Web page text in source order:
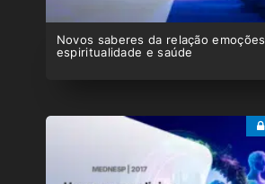
Novos saberes da relação
espiritualidade e saúde